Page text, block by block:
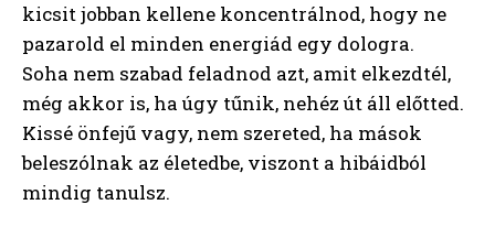
kicsit jobban kellene koncentrálnod, hogy ne
pazarold el minden energiád egy dologra.
Soha nem szabad feladnod azt, amit elkezdtél,
még akkor is, ha úgy tűnik, nehéz út áll előtted.
Kissé önfejű vagy, nem szereted, ha mások
beleszólnak az életedbe, viszont a hibáidból
mindig tanulsz.